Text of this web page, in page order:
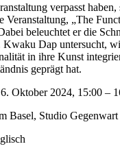
verpasst
Veranstaltung, „The
beleuchtet er die
Kwaku Dap untersucht,
in ihre Kunst
geprägt hat.
Oktober 2024, 15:00 –
Basel, Studio Gegenwart